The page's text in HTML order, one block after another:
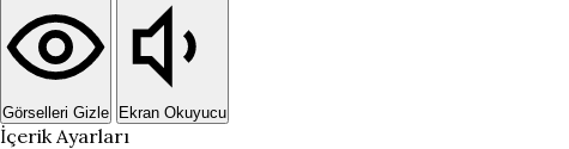
Görselleri Gizle Ekran Okuyucu
İçerik Ayarları